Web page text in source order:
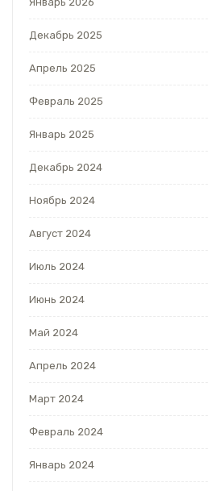
Декабрь 2025
Апрель 2025
Февраль 2025
Январь 2025
Декабрь 2024
Ноябрь 2024
Август 2024
Июль 2024
Июнь 2024
Май 2024
Апрель 2024
Март 2024
Февраль 2024
Январь 2024